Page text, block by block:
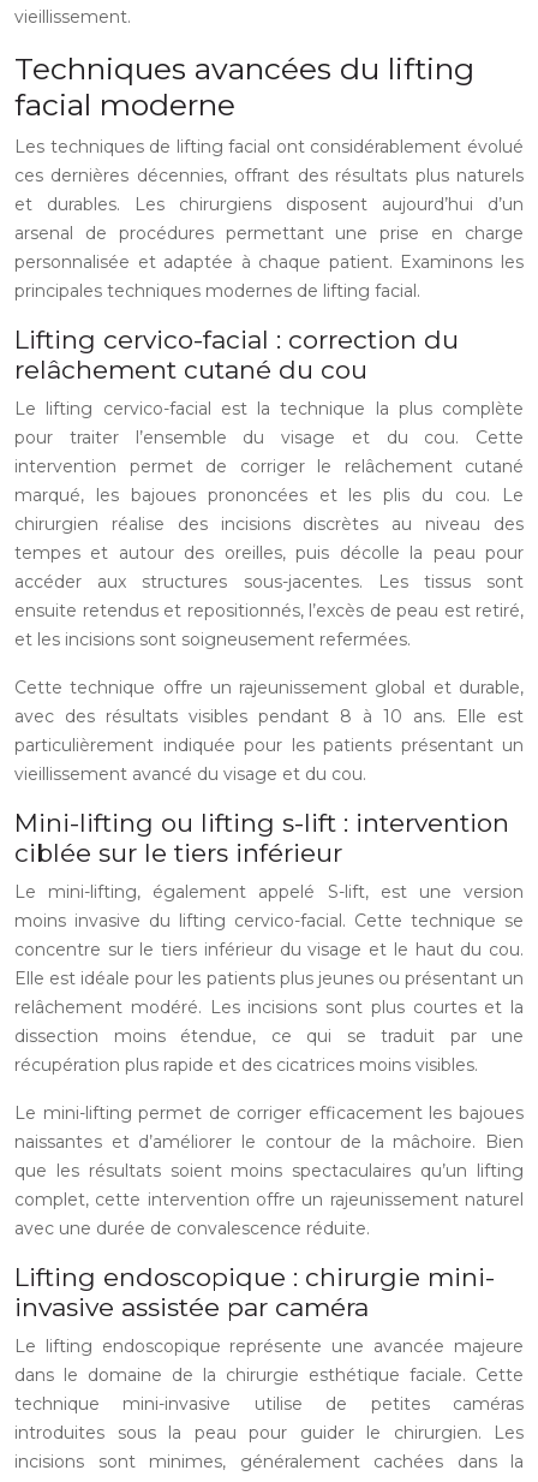
vieillissement.
Techniques avancées du lifting
facial moderne
Les techniques de lifting facial ont considérablement évolué
ces dernières décennies, offrant des résultats plus naturels
et durables. Les chirurgiens disposent aujourd’hui d’un
arsenal de procédures permettant une prise en charge
personnalisée et adaptée à chaque patient. Examinons les
principales techniques modernes de lifting facial.
Lifting cervico-facial : correction du
relâchement cutané du cou
Le lifting cervico-facial est la technique la plus complète
pour traiter l’ensemble du visage et du cou. Cette
intervention permet de corriger le relâchement cutané
marqué, les bajoues prononcées et les plis du cou. Le
chirurgien réalise des incisions discrètes au niveau des
tempes et autour des oreilles, puis décolle la peau pour
accéder aux structures sous-jacentes. Les tissus sont
ensuite retendus et repositionnés, l’excès de peau est retiré,
et les incisions sont soigneusement refermées.
Cette technique offre un rajeunissement global et durable,
avec des résultats visibles pendant 8 à 10 ans. Elle est
particulièrement indiquée pour les patients présentant un
vieillissement avancé du visage et du cou.
Mini-lifting ou lifting s-lift : intervention
ciblée sur le tiers inférieur
Le mini-lifting, également appelé S-lift, est une version
moins invasive du lifting cervico-facial. Cette technique se
concentre sur le tiers inférieur du visage et le haut du cou.
Elle est idéale pour les patients plus jeunes ou présentant un
relâchement modéré. Les incisions sont plus courtes et la
dissection moins étendue, ce qui se traduit par une
récupération plus rapide et des cicatrices moins visibles.
Le mini-lifting permet de corriger efficacement les bajoues
naissantes et d’améliorer le contour de la mâchoire. Bien
que les résultats soient moins spectaculaires qu’un lifting
complet, cette intervention offre un rajeunissement naturel
avec une durée de convalescence réduite.
Lifting endoscopique : chirurgie mini-
invasive assistée par caméra
Le lifting endoscopique représente une avancée majeure
dans le domaine de la chirurgie esthétique faciale. Cette
technique mini-invasive utilise de petites caméras
introduites sous la peau pour guider le chirurgien. Les
incisions sont minimes, généralement cachées dans la